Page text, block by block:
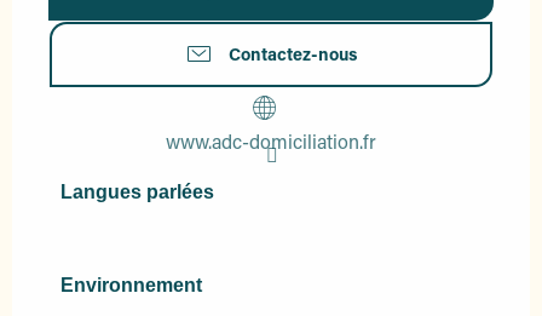
Contactez-nous
www.adc-domiciliation.fr
Langues parlées
Langues parlées
Environnement
Environnement